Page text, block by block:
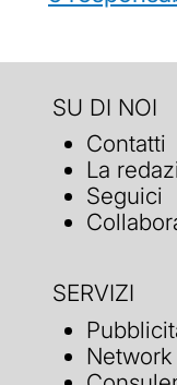
SU DI NOI
Contatti
La
Seguici
SERVIZI